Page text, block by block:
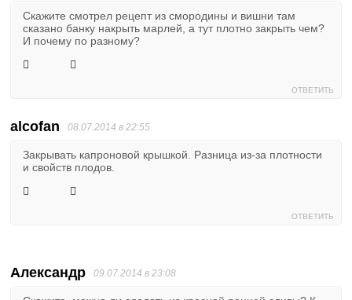
Скажите смотрел рецепт из смородины и вишни там
сказано банку накрыть марлей, а тут плотно закрыть чем?
И почему по разному?
ОТВЕТИТЬ
alcofan 08.07.2014 в 22:55
Закрывать капроновой крышкой. Разница из-за плотности
и свойств плодов.
ОТВЕТИТЬ
Александр 09.07.2014 в 23:08